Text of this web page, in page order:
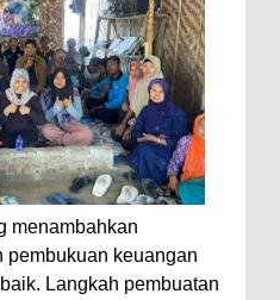
menambahkan
pembukuan keuangan
Langkah pembuatan